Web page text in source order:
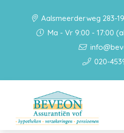
Aalsmeerderweg 283-
Ma - Vr 9:00 - 17:00
020-